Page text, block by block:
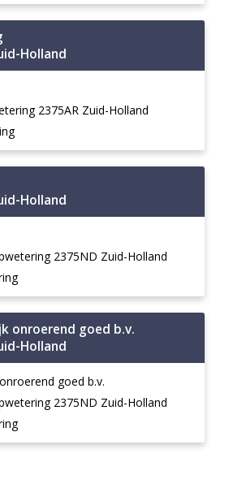
Holland
2375AR Zuid-Holland
Holland
2375ND Zuid-Holland
onroerend goed b.v.
Holland
goed b.v.
2375ND Zuid-Holland